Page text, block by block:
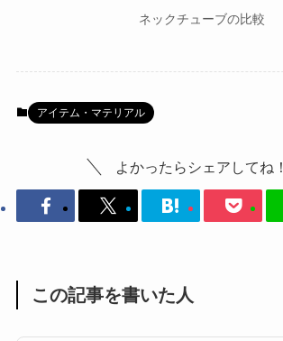
ネックチューブの比較
アイテム・マテリアル
よかったらシェアしてね！
この記事を書いた人